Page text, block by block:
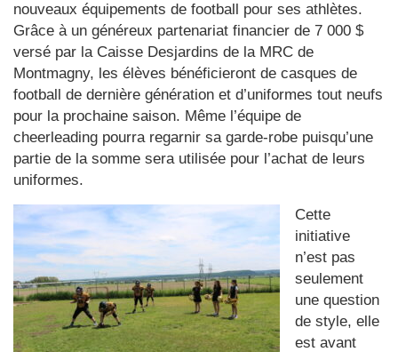
nouveaux équipements de football pour ses athlètes.
Grâce à un généreux partenariat financier de 7 000 $
versé par la Caisse Desjardins de la MRC de
Montmagny, les élèves bénéficieront de casques de
football de dernière génération et d’uniformes tout neufs
pour la prochaine saison. Même l’équipe de
cheerleading pourra regarnir sa garde-robe puisqu’une
partie de la somme sera utilisée pour l’achat de leurs
uniformes.
Cette
initiative
n’est pas
seulement
une question
de style, elle
est avant